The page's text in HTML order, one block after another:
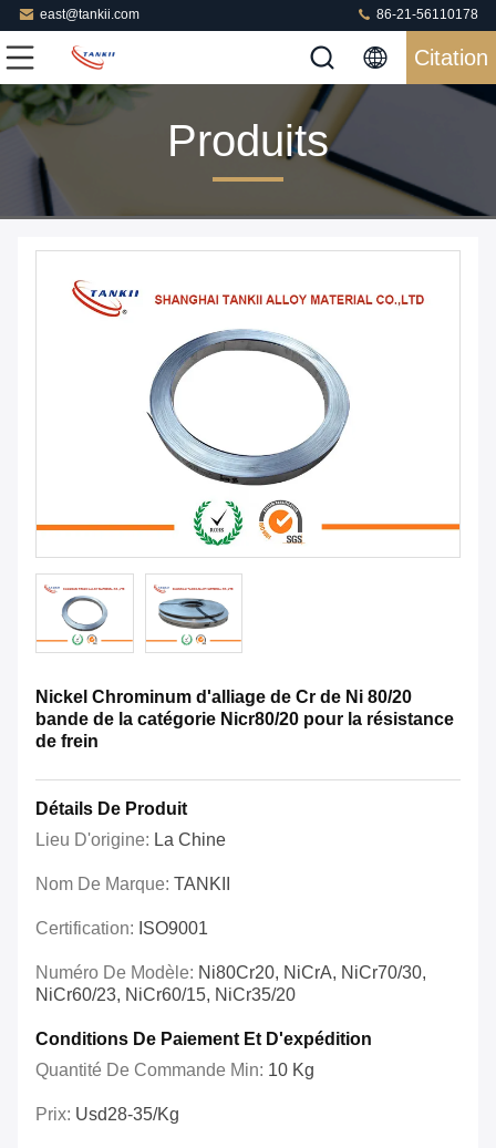
east@tankii.com 86-21-56110178
Citation
Produits
Nickel Chrominum d'alliage de Cr de Ni 80/20
bande de la catégorie Nicr80/20 pour la résistance
de frein
Détails De Produit
Lieu D'origine: La Chine
Nom De Marque: TANKII
Certification: ISO9001
Numéro De Modèle: Ni80Cr20, NiCrA, NiCr70/30,
NiCr60/23, NiCr60/15, NiCr35/20
Conditions De Paiement Et D'expédition
Quantité De Commande Min: 10 Kg
Prix: Usd28-35/kg